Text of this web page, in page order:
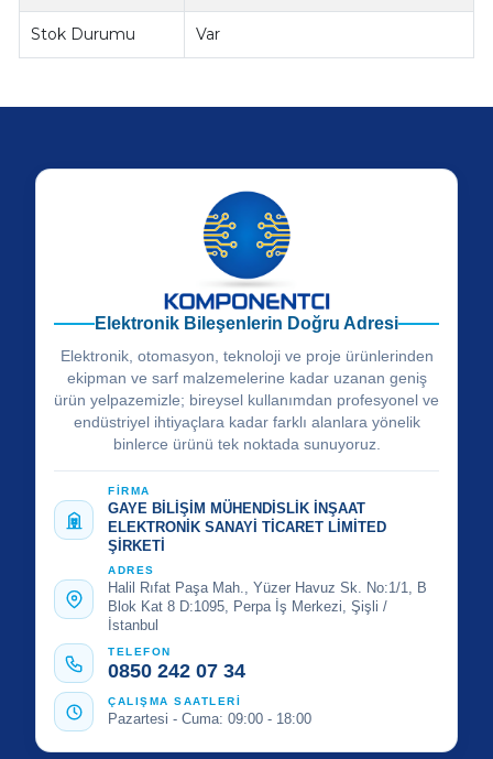
Stok Durumu Var
Elektronik Bileşenlerin Doğru Adresi
Elektronik, otomasyon, teknoloji ve proje ürünlerinden
ekipman ve sarf malzemelerine kadar uzanan geniş
ürün yelpazemizle; bireysel kullanımdan profesyonel ve
endüstriyel ihtiyaçlara kadar farklı alanlara yönelik
binlerce ürünü tek noktada sunuyoruz.
FİRMA
GAYE BİLİŞİM MÜHENDİSLİK İNŞAAT
ELEKTRONİK SANAYİ TİCARET LİMİTED
ŞİRKETİ
ADRES
Halil Rıfat Paşa Mah., Yüzer Havuz Sk. No:1/1, B
Blok Kat 8 D:1095, Perpa İş Merkezi, Şişli /
İstanbul
TELEFON
0850 242 07 34
ÇALIŞMA SAATLERİ
Pazartesi - Cuma: 09:00 - 18:00